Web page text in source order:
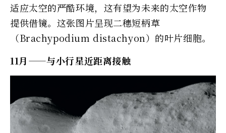
适应太空的严酷环境，这有望为未来的太空作物
提供借镜。这张图片呈现二穗短柄草
（Brachypodium distachyon）的叶片细胞。
11月——与小行星近距离接触